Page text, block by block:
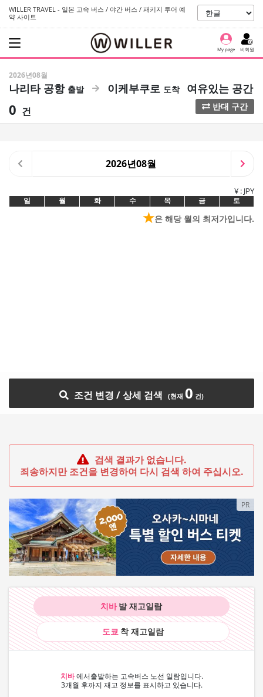
WILLER TRAVEL - 일본 고속 버스 / 야간 버스 / 패키지 투어 예
약 사이트
My page 비회원
2026년08월
나리타 공항 이케부쿠로 여유있는 공간
0 건 반대 구간
2026년08월
¥ : JPY
일 월 화 수 목 금 토
★은 해당 월의 최저가입니다.
조건 변경 / 상세 검색 0
검색 결과가 없습니다.
죄송하지만 조건을 변경하여 다시 검색 하여 주십시오.
PR
치바발 재고일람
도쿄 착 재고일람
치바 에서출발하는 고속버스 노선 일람입니다.
3개월 후까지 재고 정보를 표시하고 있습니다.